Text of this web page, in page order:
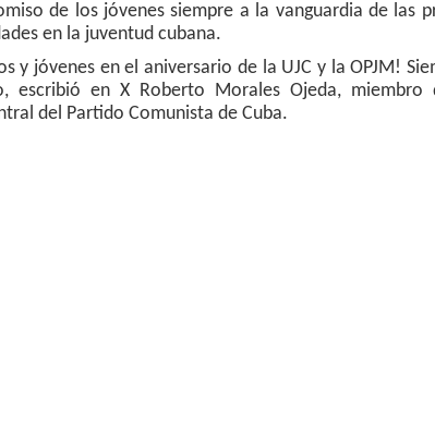
de los jóvenes siempre a la vanguardia de las
en la juventud cubana.
y jóvenes en el aniversario de la UJC y la OPJM!
escribió en X Roberto Morales Ojeda,
del Partido Comunista de Cuba.